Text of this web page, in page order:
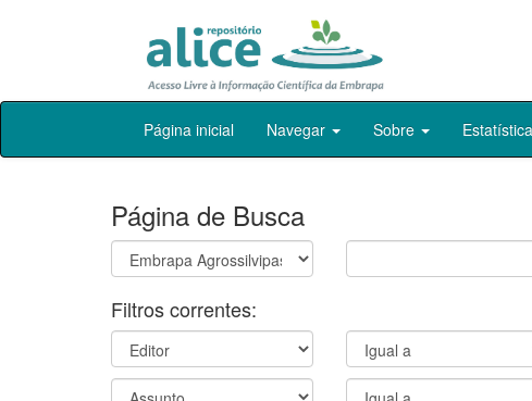
Skip
Página inicial Navegar Sobre
Página de Busca
Filtros correntes: